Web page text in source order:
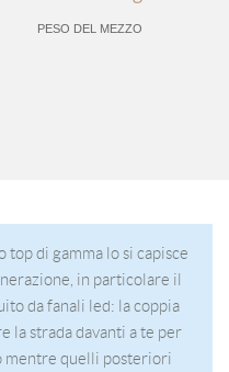
PESO DEL MEZZO
di gamma lo si capisce
in particolare il
da fanali led: la coppia
la strada davanti a te per
mentre quelli posteriori